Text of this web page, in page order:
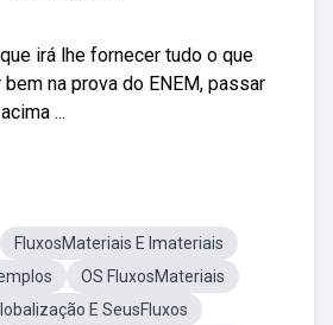
irá lhe fornecer tudo o que
na prova do ENEM, passar
...
FluxosMateriais E Imateriais
OS FluxosMateriais
E SeusFluxos